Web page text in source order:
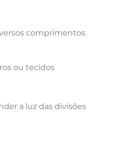
comprimentos
ou tecidos
a luz das divisões